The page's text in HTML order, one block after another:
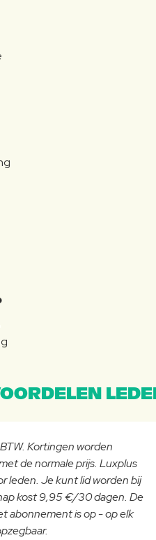
Kortingen worden
de normale prijs. Luxplus
leden. Je kunt lid worden bij
kost 9,95 €/30 dagen. De
abonnement is op - op elk